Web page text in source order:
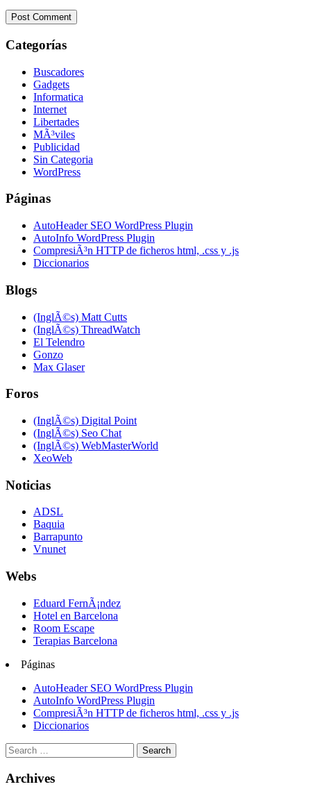
Categorías
Buscadores
Gadgets
Informatica
Internet
Libertades
MÃ³viles
Publicidad
Sin Categoria
WordPress
Páginas
AutoHeader SEO WordPress Plugin
AutoInfo WordPress Plugin
CompresiÃ³n HTTP de ficheros html, .css y .js
Diccionarios
Blogs
(InglÃ©s) Matt Cutts
(InglÃ©s) ThreadWatch
El Telendro
Gonzo
Max Glaser
Foros
(InglÃ©s) Digital Point
(InglÃ©s) Seo Chat
(InglÃ©s) WebMasterWorld
XeoWeb
Noticias
ADSL
Baquia
Barrapunto
Vnunet
Webs
Eduard FernÃ¡ndez
Hotel en Barcelona
Room Escape
Terapias Barcelona
Páginas
AutoHeader SEO WordPress Plugin
AutoInfo WordPress Plugin
CompresiÃ³n HTTP de ficheros html, .css y .js
Diccionarios
Archives